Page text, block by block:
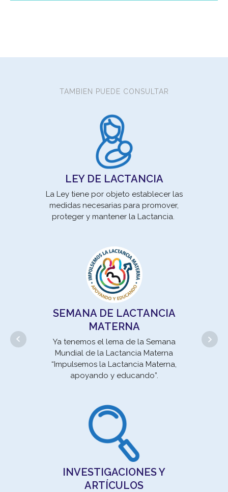
TAMBIEN PUEDE CONSULTAR
LEY DE LACTANCIA
La Ley tiene por objeto establecer las
medidas necesarias para promover,
proteger y mantener la Lactancia.
SEMANA DE LACTANCIA
MATERNA
Ya tenemos el lema de la Semana
Mundial de la Lactancia Materna
“Impulsemos la Lactancia Materna,
apoyando y educando”.
INVESTIGACIONES Y
ARTÍCULOS